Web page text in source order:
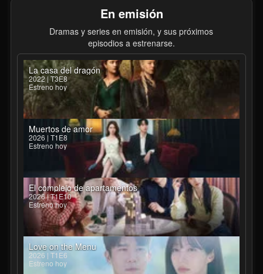
En emisión
Dramas y series en emisión, y sus próximos
episodios a estrenarse.
La casa del dragón
2022 | T3E8
Estreno hoy
Muertos de amor
2026 | T1E8
Estreno hoy
El complejo de apartamentos
2026 | T1E10
Estreno hoy
Love on the Menu
2026 | T1E6
Estreno hoy